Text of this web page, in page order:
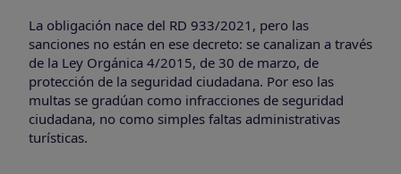
La obligación nace del RD 933/2021, pero las
sanciones no están en ese decreto: se canalizan a través
de la Ley Orgánica 4/2015, de 30 de marzo, de
protección de la seguridad ciudadana. Por eso las
multas se gradúan como infracciones de seguridad
ciudadana, no como simples faltas administrativas
turísticas.